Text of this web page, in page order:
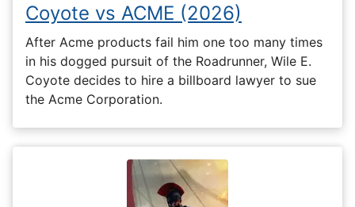
Coyote vs ACME (2026)
After Acme products fail him one too many times
in his dogged pursuit of the Roadrunner, Wile E.
Coyote decides to hire a billboard lawyer to sue
the Acme Corporation.